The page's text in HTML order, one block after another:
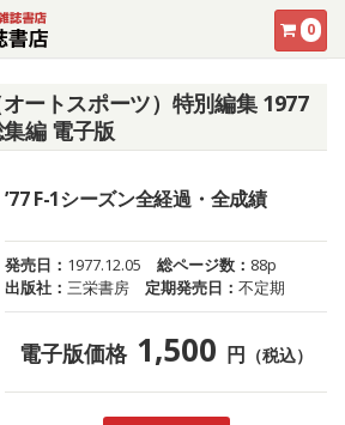
0
ートスポーツ）特別編集 1977
編 電子版
’77 F-1シーズン全経過・全成績
発売日： 1977.12.05 総ページ数： 88p
出版社：三栄書房 定期発売日：不定期
電子版価格 1,500 円 （税込）